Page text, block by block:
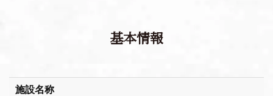
基本情報
施設名称